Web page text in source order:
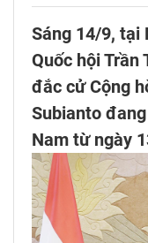
Sáng 14/9, tại
Quốc hội Trần
đắc cử Cộng
Subianto
Nam từ ngày